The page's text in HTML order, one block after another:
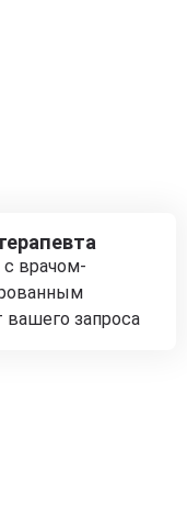
с врачом-
вашего запроса